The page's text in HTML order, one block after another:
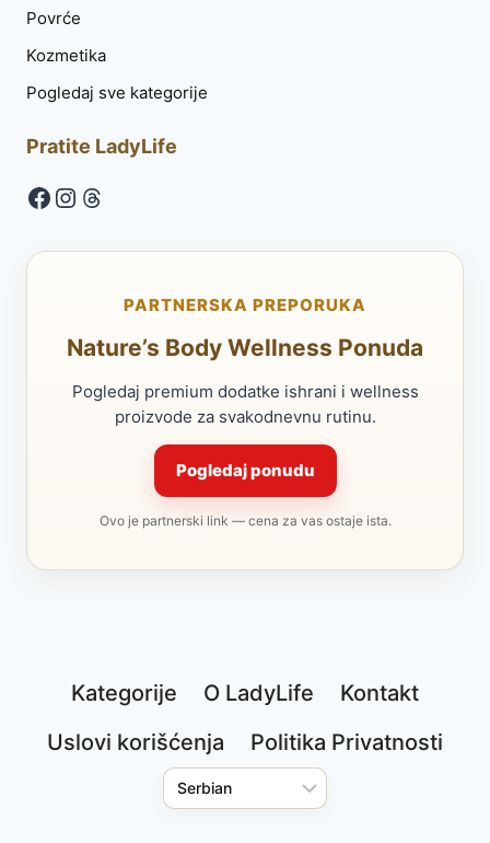
Povrće
Kozmetika
Pogledaj sve kategorije
Pratite LadyLife
Facebook
Instagram
Threads
PARTNERSKA PREPORUKA
Nature’s Body Wellness Ponuda
Pogledaj premium dodatke ishrani i wellness
proizvode za svakodnevnu rutinu.
Pogledaj ponudu
Ovo je partnerski link — cena za vas ostaje ista.
Kategorije O LadyLife
Kontakt
Uslovi korišćenja
Politika Privatnosti